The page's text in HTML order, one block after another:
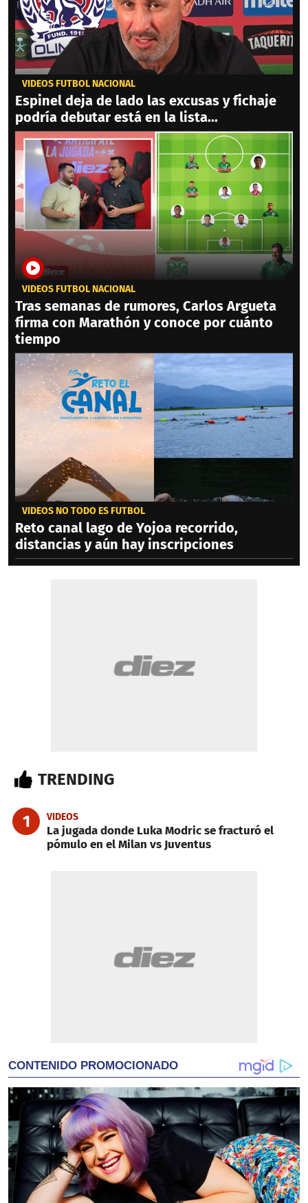
VIDEOS FÚTBOL NACIONAL
Espinel deja de lado las excusas y fichaje
podría debutar está en la lista...
VIDEOS FÚTBOL NACIONAL
Tras semanas de rumores, Carlos Argueta
firma con Marathón y conoce por cuánto
tiempo
VIDEOS NO TODO ES FÚTBOL
Reto canal lago de Yojoa recorrido,
distancias y aún hay inscripciones
TRENDING
1 VIDEOS
La jugada donde Luka Modric se fracturó el
pómulo en el Milan vs Juventus